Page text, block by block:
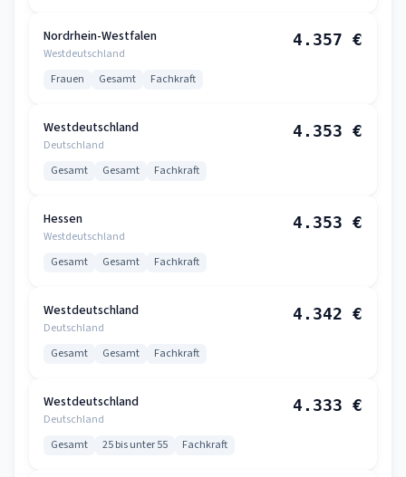
Nordrhein-Westfalen
Westdeutschland
4.357 €
Frauen Gesamt Fachkraft
Westdeutschland
Deutschland
4.353 €
Gesamt Gesamt Fachkraft
Hessen
Westdeutschland
4.353 €
Gesamt Gesamt Fachkraft
Westdeutschland
Deutschland
4.342 €
Gesamt Gesamt Fachkraft
Westdeutschland
Deutschland
4.333 €
Gesamt 25 bis unter 55 Fachkraft